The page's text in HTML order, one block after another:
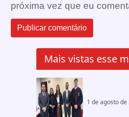
próxima vez que eu
Mais vistas esse
1 de agosto de